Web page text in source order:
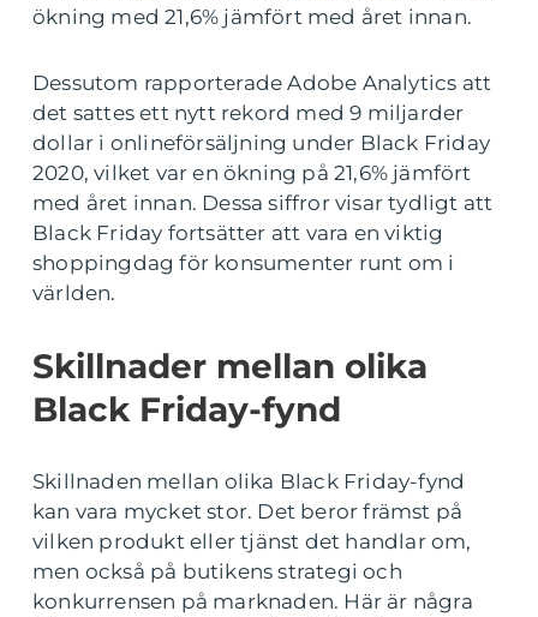
ökning med 21,6% jämfört med året innan.
Dessutom rapporterade Adobe Analytics att
det sattes ett nytt rekord med 9 miljarder
dollar i onlineförsäljning under Black Friday
2020, vilket var en ökning på 21,6% jämfört
med året innan. Dessa siffror visar tydligt att
Black Friday fortsätter att vara en viktig
shoppingdag för konsumenter runt om i
världen.
Skillnader mellan olika
Black Friday-fynd
Skillnaden mellan olika Black Friday-fynd
kan vara mycket stor. Det beror främst på
vilken produkt eller tjänst det handlar om,
men också på butikens strategi och
konkurrensen på marknaden. Här är några